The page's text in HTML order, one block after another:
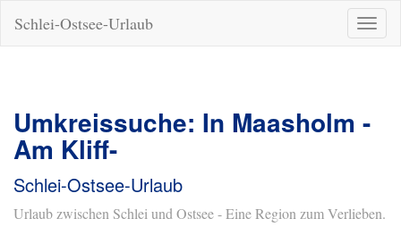
ein-/
Schlei-Ostsee-Urlaub
Umkreissuche: In Maasholm -
Am Kliff-
Schlei-Ostsee-Urlaub
Urlaub zwischen Schlei und Ostsee - Eine Region zum Verlieben.